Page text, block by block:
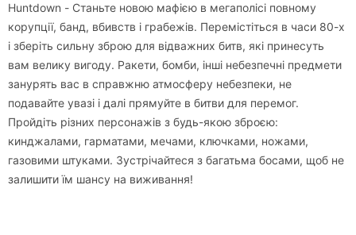
Huntdown - Станьте новою мафією в мегаполісі повному
корупції, банд, вбивств і грабежів. Перемістіться в часи 80-х
і зберіть сильну зброю для відважних битв, які принесуть
вам велику вигоду. Ракети, бомби, інші небезпечні предмети
занурять вас в справжню атмосферу небезпеки, не
подавайте увазі і далі прямуйте в битви для перемог.
Пройдіть різних персонажів з будь-якою зброєю:
кинджалами, гарматами, мечами, ключками, ножами,
газовими штуками. Зустрічайтеся з багатьма босами, щоб не
залишити їм шансу на виживання!